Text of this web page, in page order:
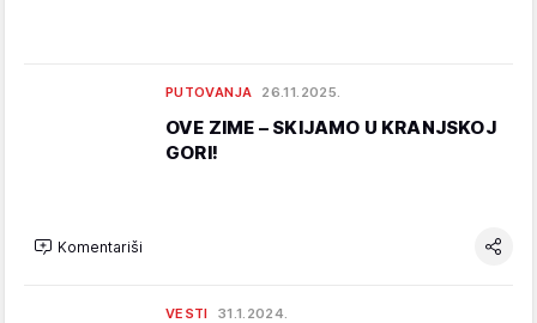
PUTOVANJA 26.11.2025.
OVE ZIME – SKIJAMO U KRANJSKOJ
GORI!
Komentariši
VESTI 31.1.2024.